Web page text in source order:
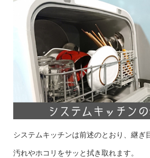
システムキッチンは前述のとおり、継ぎ
汚れやホコリをサッと拭き取れます。